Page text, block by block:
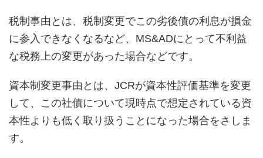
税制事由とは、税制変更でこの劣後債の利息が損金
に参入できなくなるなど、MS&ADにとって不利益
な税務上の変更があった場合などです。
資本制変更事由とは、JCRが資本性評価基準を変更
して、この社債について現時点で想定されている資
本性よりも低く取り扱うことになった場合をさしま
す。